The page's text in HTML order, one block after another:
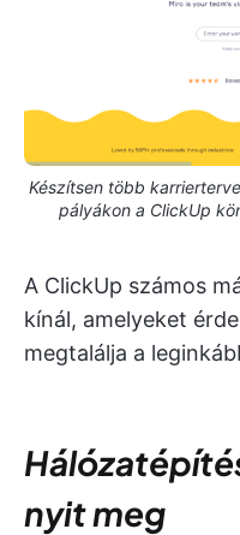
Készítsen több
pályákon a ClickUp
A ClickUp számos
kínál, amelyeket
megtalálja a
nyit meg